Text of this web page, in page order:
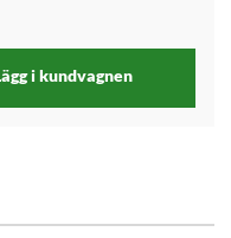
i kundvagnen